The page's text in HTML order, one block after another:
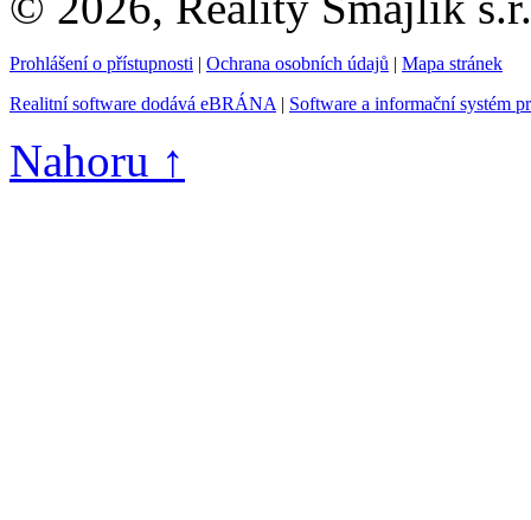
Prohlášení o přístupnosti | Ochrana osobních údajů | Mapa stránek
Realitní software dodává eBRÁNA | Software a informační systém
Nahoru ↑